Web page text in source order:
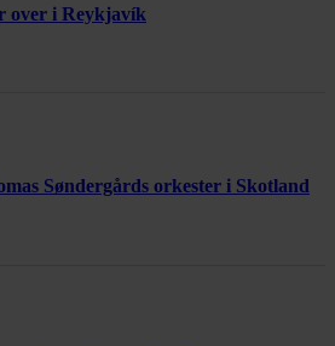
over i Reykjavík
Søndergårds orkester i Skotland